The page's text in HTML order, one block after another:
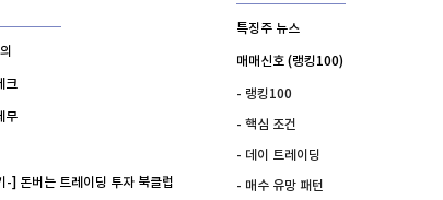
크
무
-] 돈버는 트레이딩 투자 북클럽
특징주 뉴스
매매신호 (랭킹100)
- 랭킹100
- 핵심 조건
- 데이 트레이딩
- 매수 유망 패턴